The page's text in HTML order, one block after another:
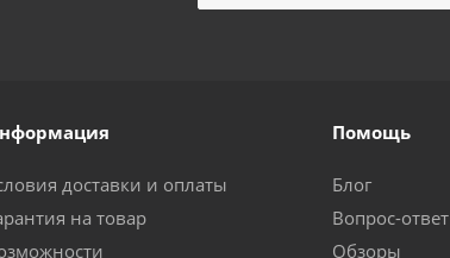
доставки и оплаты
на товар
Помощь
Блог
Вопрос-ответ
Обзоры